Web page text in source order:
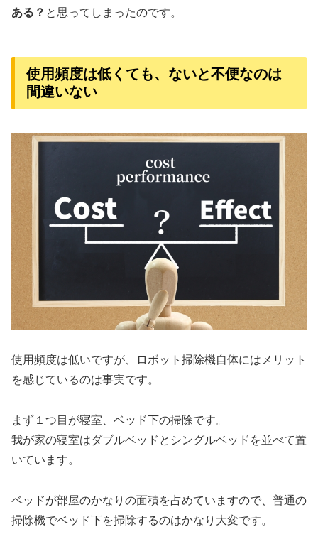
ある？ と思ってしまったのです。
使用頻度は低くても、ないと不便なのは
間違いない
使用頻度は低いですが、ロボット掃除機自体にはメリット
を感じているのは事実です。
まず１つ目が寝室、ベッド下の掃除です。
我が家の寝室はダブルベッドとシングルベッドを並べて置
いています。
ベッドが部屋のかなりの面積を占めていますので、普通の
掃除機でベッド下を掃除するのはかなり大変です。